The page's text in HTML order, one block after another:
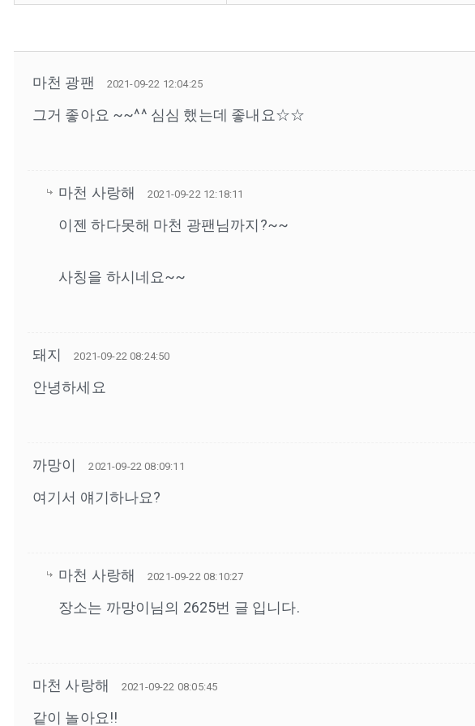
마천 광팬 2021-09-22 12:04:25
그거 좋아요 ~~^^ 심심 했는데 좋내요☆☆
마천 사랑해 2021-09-22 12:18:11
이젠 하다못해 마천 광팬님까지?~~
사칭을 하시네요~~
돼지 2021-09-22 08:24:50
안녕하세요
까망이 2021-09-22 08:09:11
여기서 얘기하나요?
마천 사랑해 2021-09-22 08:10:27
장소는 까망이님의 2625번 글 입니다.
마천 사랑해 2021-09-22 08:05:45
같이 놀아요!!